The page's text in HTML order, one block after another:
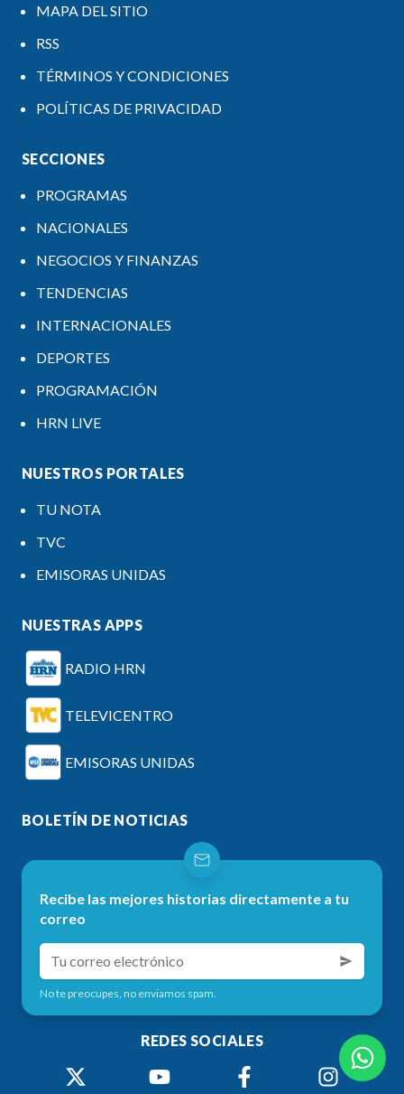
MAPA DEL SITIO
RSS
TÉRMINOS Y CONDICIONES
POLÍTICAS DE PRIVACIDAD
SECCIONES
PROGRAMAS
NACIONALES
NEGOCIOS Y FINANZAS
TENDENCIAS
INTERNACIONALES
DEPORTES
PROGRAMACIÓN
HRN LIVE
NUESTROS PORTALES
TU NOTA
TVC
EMISORAS UNIDAS
NUESTRAS APPS
RADIO HRN
TELEVICENTRO
EMISORAS UNIDAS
BOLETÍN DE NOTICIAS
Recibe las mejores historias directamente a tu
correo
No te preocupes, no enviamos spam.
REDES SOCIALES